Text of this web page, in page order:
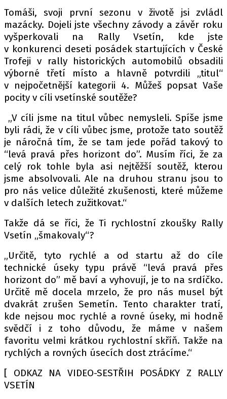
MEZINÁRODNÍ SCÉNA
SLEDUJTE NÁS NA|
Máte příběh, fotku nebo video?
Pošlete e-mail na autoroad.cz
ETICKÝ KODEX
KONTAKT
VYDAVATEL
INZERCE
OSOBNÍ ÚDAJE / COOKIES
Provozovatelem serveru autoroad.cz je
INCORP MEDIA GROUP s.r.o., IČ: 118 23 054
Tomáši, svoji první sezonu v životě jsi zvládl
mazácky. Dojeli jste všechny závody a závěr roku
vyšperkovali na Rally Vsetín, kde jste
v konkurenci deseti posádek startujících v České
Trofeji v rally historických automobilů obsadili
výborné třetí místo a hlavně potvrdili „titul“
v nejpočetnější kategorii 4. Můžeš popsat Vaše
pocity v cíli vsetínské soutěže?
„V cíli jsme na titul vůbec nemysleli. Spíše jsme
byli rádi, že v cíli vůbec jsme, protože tato soutěž
je náročná tím, že se tam jede pořád takový to
“levá pravá přes horizont do”. Musím říci, že za
celý rok tohle byla asi nejtěžší soutěž, kterou
jsme absolvovali. Ale na druhou stranu jsou to
pro nás velice důležité zkušenosti, které můžeme
v dalších letech zužitkovat.“
Takže dá se říci, že Ti rychlostní zkoušky Rally
Vsetín „šmakovaly“?
„Určitě, tyto rychlé a od startu až do cíle
technické úseky typu právě “levá pravá přes
horizont do” mě baví a vyhovují, je to na srdíčko.
Určitě mě docela mrzelo, že pro nás musel být
dvakrát zrušen Semetín. Tento charakter tratí,
kde nejsou moc rychlé a rovné úseky, mi hodně
svědčí i z toho důvodu, že máme v našem
favoritu velmi krátkou rychlostní skříň. Takže na
rychlých a rovných úsecích dost ztrácíme.“
[ ODKAZ NA VIDEO-SESTŘIH POSÁDKY Z RALLY
VSETÍN